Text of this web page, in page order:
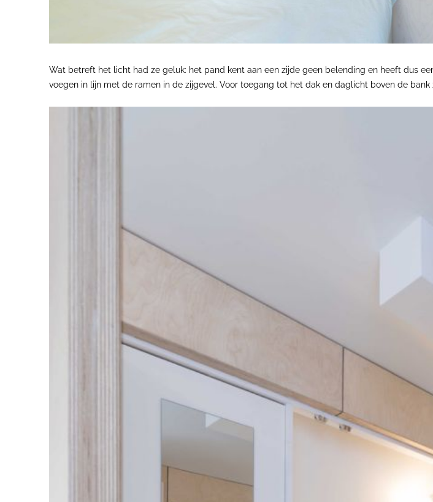
Wat betreft het licht had ze geluk: het pand kent aan een zijde geen belending en heeft dus
voegen in lijn met de ramen in de zijgevel. Voor toegang tot het dak en daglicht boven de